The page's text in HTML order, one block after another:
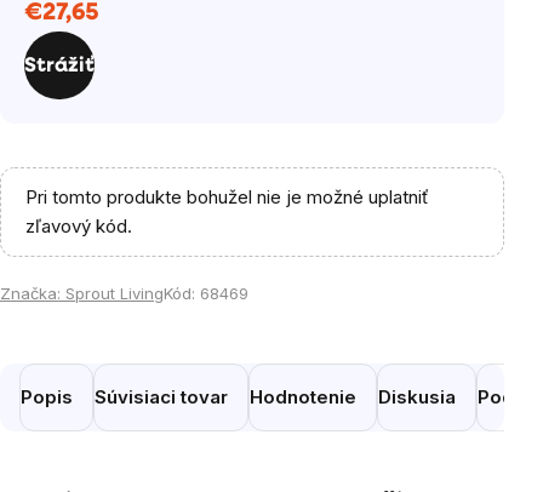
€27,65Jednotková
Strážiť
Pri tomto produkte bohužel nie je možné uplatniť
zľavový kód.
Značka: Sprout LivingKód: 68469
Popis Súvisiaci tovar Hodnotenie Diskusia